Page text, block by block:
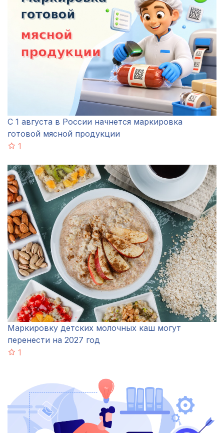
С 1 августа в России начнется маркировка
готовой мясной продукции
1
Маркировку детских молочных каш могут
перенести на 2027 год
1